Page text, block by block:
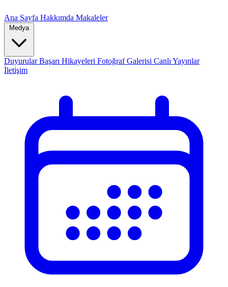
Ana Sayfa Hakkımda Makaleler
Medya
DuyurularBaşarı Hikayeleri Fotoğraf Galerisi Canlı Yayınlar
İletişim